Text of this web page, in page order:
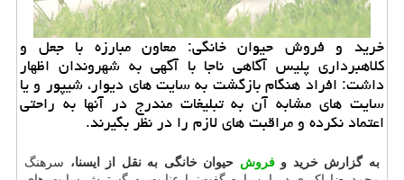
خرید و فروش حیوان خانگی: معاون مبارزه با جعل و
كلاهبرداری پلیس آگاهی ناجا با آگهی به شهروندان اظهار
داشت: افراد هنگام بازگشت به سایت های دیوار، شیپور و یا
سایت های مشابه آن به تبلیغات مندرج در آنها به راحتی
اعتماد نكرده و مراقبت های لازم را در نظر بگیرند.
به گزارش خرید وفروش حیوان خانگی به نقل از ایسنا، سرهنگ